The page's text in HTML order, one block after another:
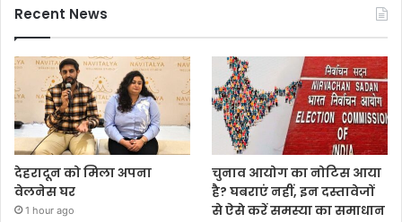
Recent News
देहरादून को मिला अपना
वेलनेस घर
1 hour ago
चुनाव आयोग का नोटिस आया
है? घबराएं नहीं, इन दस्तावेजों
से ऐसे करें समस्या का समाधान